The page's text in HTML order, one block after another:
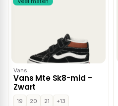
Vans
Vans Mte Sk8-mid –
Zwart
19 20 21
+13